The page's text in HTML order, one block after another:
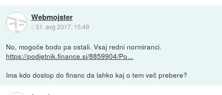
Webmojster
::31. avg 2017, 15:49
No, mogoče bodo pa ostali. Vsaj redni normiranci.
https://podjetnik.finance.si/8859904/Po...
Ima kdo dostop do financ da lahko kaj o tem več prebere?